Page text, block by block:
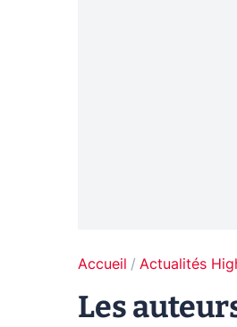
Accueil Actualités
Les